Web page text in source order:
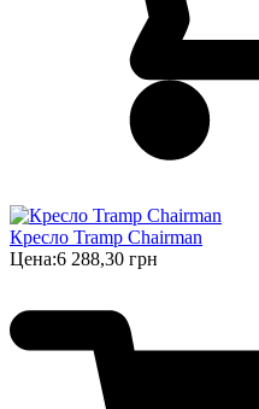
Кресло Tramp Chairman
Цена:6 288,30 грн